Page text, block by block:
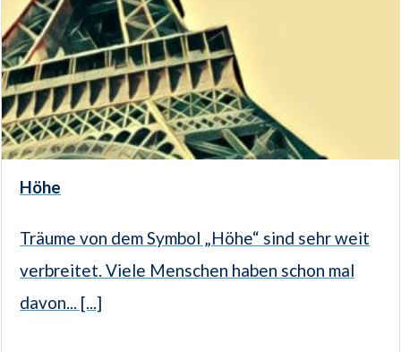
Höhe
Träume von dem Symbol „Höhe“ sind sehr weit
verbreitet. Viele Menschen haben schon mal
davon... [...]